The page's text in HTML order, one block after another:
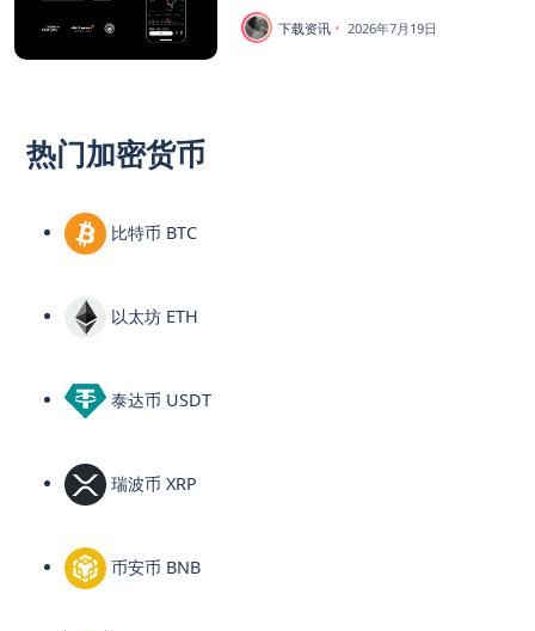
下载资讯 2026年7月19日
热门加密货币
比特币 BTC
以太坊 ETH
泰达币 USDT
瑞波币 XRP
币安币 BNB